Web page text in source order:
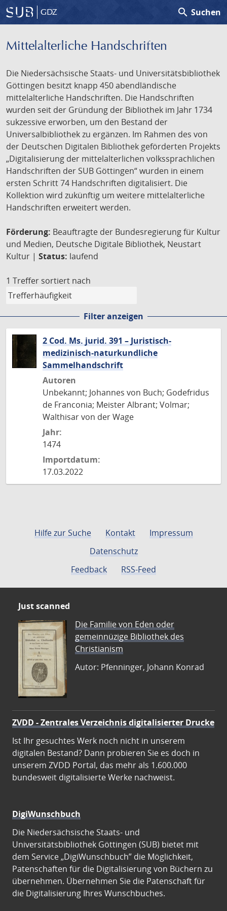
GDZ search Suchen
Mittelalterliche Handschriften
Die Niedersächsische Staats- und Universitätsbibliothek
Göttingen besitzt knapp 450 abendländische
mittelalterliche Handschriften. Die Handschriften
wurden seit der Gründung der Bibliothek im Jahr 1734
sukzessive erworben, um den Bestand der
Universalbibliothek zu ergänzen. Im Rahmen des von
der Deutschen Digitalen Bibliothek geförderten Projekts
„Digitalisierung der mittelalterlichen volkssprachlichen
Handschriften der SUB Göttingen“ wurden in einem
ersten Schritt 74 Handschriften digitalisiert. Die
Kollektion wird zukünftig um weitere mittelalterliche
Handschriften erweitert werden.
Förderung: Beauftragte der Bundesregierung für Kultur
und Medien, Deutsche Digitale Bibliothek, Neustart
Kultur | Status: laufend
1 Treffer sortiert nach
Filter anzeigen
2 Cod. Ms. jurid. 391 – Juristisch-
medizinisch-naturkundliche
Sammelhandschrift
Autoren
Unbekannt; Johannes von Buch; Godefridus
de Franconia; Meister Albrant; Volmar;
Walthisar von der Wage
Jahr:
1474
Importdatum:
17.03.2022
Hilfe zur Suche Kontakt
Impressum
Datenschutz
Feedback
RSS-Feed
Just scanned
Die Familie von Eden oder
gemeinnüzige Bibliothek des
Christianism
Autor: Pfenninger, Johann Konrad
ZVDD - Zentrales Verzeichnis digitalisierter Drucke
Ist Ihr gesuchtes Werk noch nicht in unserem
digitalen Bestand? Dann probieren Sie es doch in
unserem ZVDD Portal, das mehr als 1.600.000
bundesweit digitalisierte Werke nachweist.
DigiWunschbuch
Die Niedersächsische Staats- und
Universitätsbibliothek Göttingen (SUB) bietet mit
dem Service „DigiWunschbuch” die Möglichkeit,
Patenschaften für die Digitalisierung von Büchern zu
übernehmen. Übernehmen Sie die Patenschaft für
die Digitalisierung Ihres Wunschbuches.